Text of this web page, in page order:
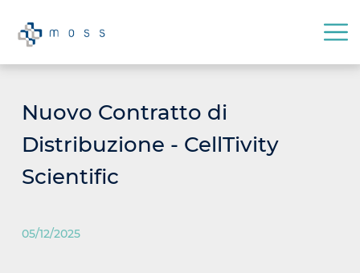
Nuovo Contratto di
Distribuzione - CellTivity
Scientific
05/12/2025